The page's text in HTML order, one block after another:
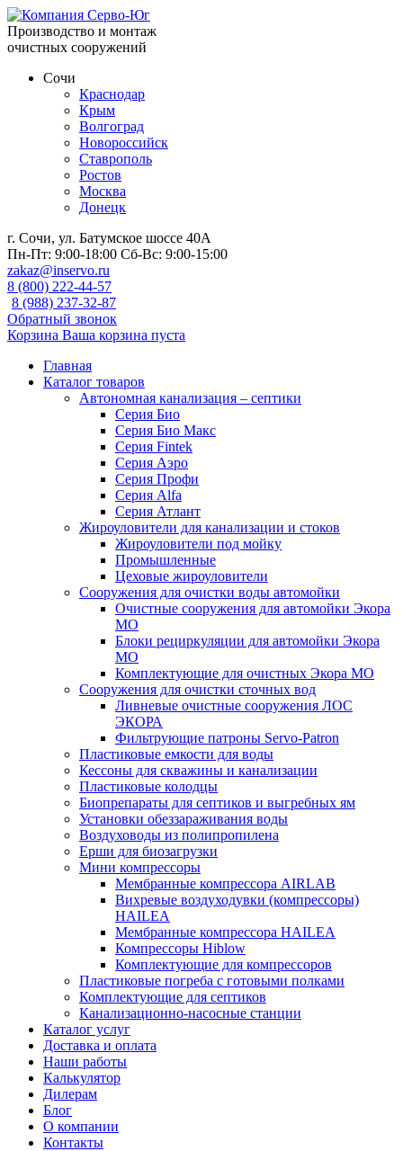
Производство и монтаж
очистных сооружений
Сочи
Краснодар
Крым
Волгоград
Новороссийск
Ставрополь
Ростов
Москва
Донецк
г. Сочи, ул. Батумское шоссе 40А
Пн-Пт: 9:00-18:00 Сб-Вс: 9:00-15:00
zakaz@inservo.ru
8 (800) 222-44-57
8 (988) 237-32-87
Обратный звонок
Корзина Ваша корзина пуста
Главная
Каталог товаров
Автономная канализация – септики
Серия Био
Серия Био Макс
Серия Fintek
Серия Аэро
Серия Профи
Серия Alfa
Серия Атлант
Жироуловители для канализации и стоков
Жироуловители под мойку
Промышленные
Цеховые жироуловители
Сооружения для очистки воды автомойки
Очистные сооружения для автомойки Экора
МО
Блоки рециркуляции для автомойки Экора
МО
Комплектующие для очистных Экора МО
Сооружения для очистки сточных вод
Ливневые очистные сооружения ЛОС
ЭКОРА
Фильтрующие патроны Servo-Patron
Пластиковые емкости для воды
Кессоны для скважины и канализации
Пластиковые колодцы
Биопрепараты для септиков и выгребных ям
Установки обеззараживания воды
Воздуховоды из полипропилена
Ерши для биозагрузки
Мини компрессоры
Мембранные компрессора AIRLAB
Вихревые воздуходувки (компрессоры)
HAILEA
Мембранные компрессора HAILEA
Компрессоры Hiblow
Комплектующие для компрессоров
Пластиковые погреба с готовыми полками
Комплектующие для септиков
Канализационно-насосные станции
Каталог услуг
Доставка и оплата
Наши работы
Калькулятор
Дилерам
Блог
О компании
Контакты